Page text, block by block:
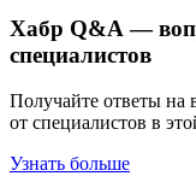
Хабр Q&A —
специалистов
Получайте ответы на
от специалистов в
Узнать больше